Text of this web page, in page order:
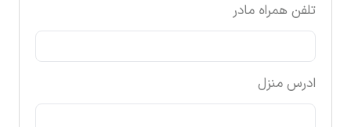
تلفن همراه مادر
ادرس منزل